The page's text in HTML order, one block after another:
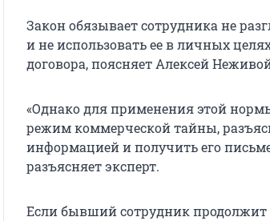
Закон обязывает сотрудника не
и не использовать ее в личных
договора, поясняет Алексей
«Однако для применения этой
режим коммерческой тайны,
информацией и получить его
разъясняет эксперт.
Если бывший сотрудник